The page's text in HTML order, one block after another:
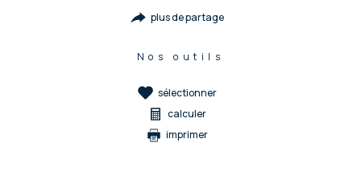
plus de partage
Nos outils
sélectionner
calculer
imprimer